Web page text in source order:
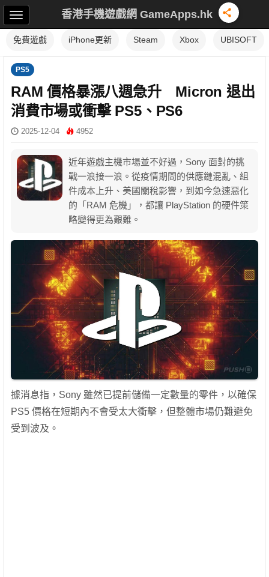
香港手機遊戲網 GameApps.hk
免費遊戲 iPhone更新 Steam Xbox UBISOFT
PS5
RAM 價格暴漲八週急升 Micron 退出
消費市場或衝擊 PS5、PS6
2025-12-04 4952
近年遊戲主機市場並不好過，Sony 面對的挑
戰一浪接一浪。從疫情期間的供應鏈混亂、組
件成本上升、美國關稅影響，到如今急速惡化
的「RAM 危機」，都讓 PlayStation 的硬件策
略變得更為艱難。
據消息指，Sony 雖然已提前儲備一定數量的零件，以確保
PS5 價格在短期內不會受太大衝擊，但整體市場仍難避免
受到波及。